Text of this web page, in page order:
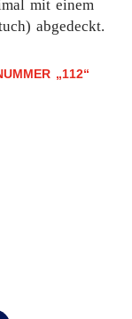
mit einem
abgedeckt.
„112“